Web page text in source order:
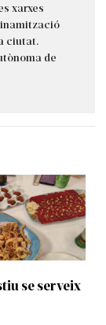
xarxes
ciutat.
de
se serveix